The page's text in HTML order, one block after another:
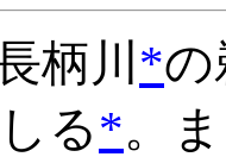
柄川 *の
る*。